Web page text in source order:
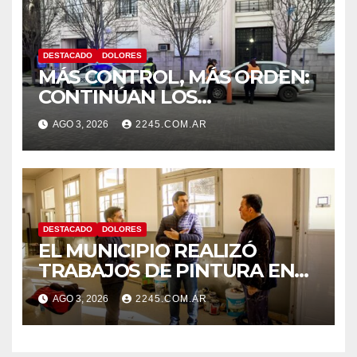
DESTACADO DOLORES
MÁS CONTROL, MÁS ORDEN:
CONTINÚAN LOS
OPERATIVOS PREVENTIVOS
DE TRÁNSITO EN DOLORES
AGO 3, 2026 2245.COM.AR
DESTACADO DOLORES
EL MUNICIPIO REALIZÓ
TRABAJOS DE PINTURA EN
LA ESCUELA N.º 10
AGO 3, 2026 2245.COM.AR